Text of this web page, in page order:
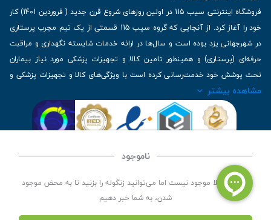
ناموجود
این کالا فعلا موجود نیست اما می‌توانید زنگوله را بزنید تا به محض موجود
شدن، به شما خبر دهیم
فروشگاه اینترنتی سیب 115 در اولین روزهای شروع قرن جدید ( فروردین 1401) کار
خود را آغاز کرد. از آنجایی که گروه سیب 115 قسمتی از یک تیم مجرب پرستاری
در شهرجهانی یزد بوده است و سال‌ها در ارائه خدمات شایسته نگهداری و مراقبت
حرفه‌ای (پرستاری) و همینطور تامین کالا و تجهیزات پزشکی مورد نیاز بیماران
تحت پوشش خود خدمت‌رسانی کرده است با ویژگی‌های کالا و تجهیزات پزشکی و
برترین برندهای موجود در بازار اطلاعات بسیار ارزشمندی را دارا می‌باشد
| تلفن تماس : 36333383-035 | ایمیل: Info@Sib115.com
مشاهده بیشتر
کلیه حقوق این سایت متعلق به سیب 115 ( فروشگاه لوازم پزشکی سیب 115 ) است، توسعه و
کدنویسی توسطسپکام سیستم